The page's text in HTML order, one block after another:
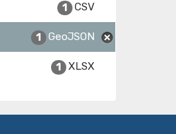
CSV
1
GeoJSON
1
XLSX
1